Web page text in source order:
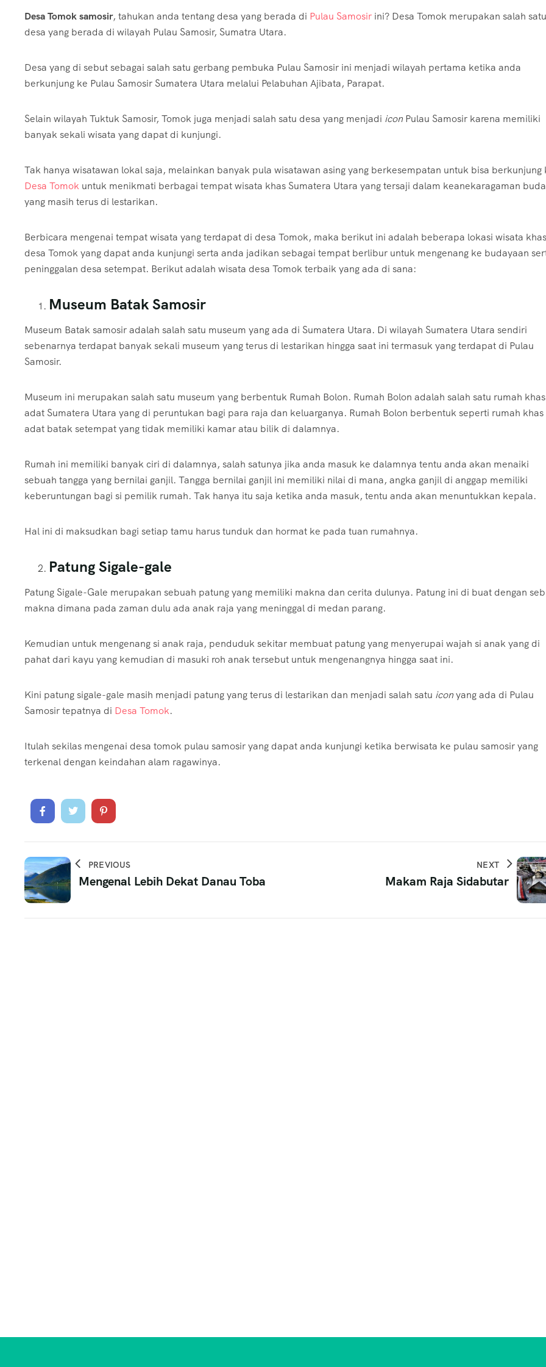
Desa Tomok samosir, tahukan anda tentang desa yang berada di Pulau Samosir ini? Desa Tomok merupakan salah satu
desa yang berada di wilayah Pulau Samosir, Sumatra Utara.
Desa yang di sebut sebagai salah satu gerbang pembuka Pulau Samosir ini menjadi wilayah pertama ketika anda
berkunjung ke Pulau Samosir Sumatera Utara melalui Pelabuhan Ajibata, Parapat.
Selain wilayah Tuktuk Samosir, Tomok juga menjadi salah satu desa yang menjadi icon Pulau Samosir karena memiliki
banyak sekali wisata yang dapat di kunjungi.
Tak hanya wisatawan lokal saja, melainkan banyak pula wisatawan asing yang berkesempatan untuk bisa berkunjung
Desa Tomok untuk menikmati berbagai tempat wisata khas Sumatera Utara yang tersaji dalam keanekaragaman
yang masih terus di lestarikan.
Berbicara mengenai tempat wisata yang terdapat di desa Tomok, maka berikut ini adalah beberapa lokasi wisata khas
desa Tomok yang dapat anda kunjungi serta anda jadikan sebagai tempat berlibur untuk mengenang ke budayaan
peninggalan desa setempat. Berikut adalah wisata desa Tomok terbaik yang ada di sana:
Museum Batak Samosir
Museum Batak samosir adalah salah satu museum yang ada di Sumatera Utara. Di wilayah Sumatera Utara sendiri
sebenarnya terdapat banyak sekali museum yang terus di lestarikan hingga saat ini termasuk yang terdapat di Pulau
Samosir.
Museum ini merupakan salah satu museum yang berbentuk Rumah Bolon. Rumah Bolon adalah salah satu rumah khas
adat Sumatera Utara yang di peruntukan bagi para raja dan keluarganya. Rumah Bolon berbentuk seperti rumah khas
adat batak setempat yang tidak memiliki kamar atau bilik di dalamnya.
Rumah ini memiliki banyak ciri di dalamnya, salah satunya jika anda masuk ke dalamnya tentu anda akan menaiki
sebuah tangga yang bernilai ganjil. Tangga bernilai ganjil ini memiliki nilai di mana, angka ganjil di anggap memiliki
keberuntungan bagi si pemilik rumah. Tak hanya itu saja ketika anda masuk, tentu anda akan menuntukkan kepala.
Hal ini di maksudkan bagi setiap tamu harus tunduk dan hormat ke pada tuan rumahnya.
Patung Sigale-gale
Patung Sigale-Gale merupakan sebuah patung yang memiliki makna dan cerita dulunya. Patung ini di buat dengan
makna dimana pada zaman dulu ada anak raja yang meninggal di medan parang.
Kemudian untuk mengenang si anak raja, penduduk sekitar membuat patung yang menyerupai wajah si anak yang di
pahat dari kayu yang kemudian di masuki roh anak tersebut untuk mengenangnya hingga saat ini.
Kini patung sigale-gale masih menjadi patung yang terus di lestarikan dan menjadi salah satu iconyang ada di Pulau
Samosir tepatnya di Desa Tomok.
Itulah sekilas mengenai desa tomok pulau samosir yang dapat anda kunjungi ketika berwisata ke pulau samosir yang
terkenal dengan keindahan alam ragawinya.
PREVIOUS
Mengenal Lebih Dekat Danau Toba
NEXT
Makam Raja Sidabutar